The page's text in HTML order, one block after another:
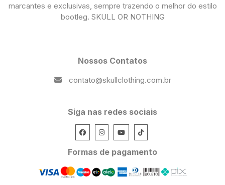
marcantes e exclusivas, sempre trazendo o melhor do estilo
bootleg. SKULL OR NOTHING
Nossos Contatos
contato@skullclothing.com.br
Siga nas redes sociais
Formas de pagamento